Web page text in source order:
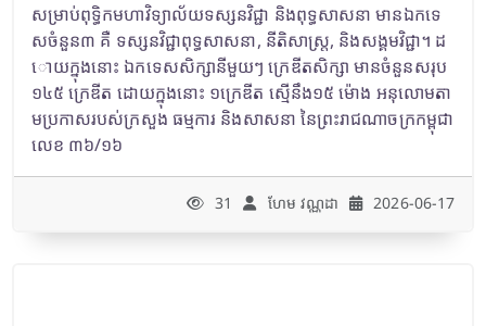
សម្រាប់ពុទ្ធិកមហាវិទ្យាល័យទស្សនវិជ្ជា និងពុទ្ធសាសនា មានឯកទេ
សចំនួន៣ គឺ ទស្សនវិជ្ជាពុទ្ធសាសនា, នីតិសាស្រ្ត, និងសង្គមវិជ្ជា។ ដ
ោយក្នុងនោះ ឯកទេសសិក្សានីមួយៗ ក្រេឌីតសិក្សា មានចំនួនសរុប
១៤៥ ក្រេឌីត ដោយក្នុងនោះ ១ក្រេឌីត ស្មើនឹង១៥ ម៉ោង អនុលោមតា
មប្រកាសរបស់ក្រសួង ធម្មការ និងសាសនា នៃព្រះរាជណាចក្រកម្ពុជា
លេខ ៣៦/១៦
31 ហែម វណ្ណដា 2026-06-17